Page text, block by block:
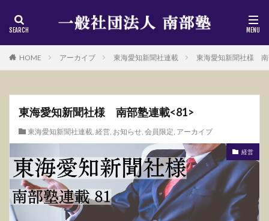
HOME アーカイブ 東海愛知新聞社連載 東海愛知新聞社様 南
東海愛知新聞社様 南部塾連載<81>
東海愛知新聞社連載, 経営, お知らせ, 会員限定, アーカイブ
経営